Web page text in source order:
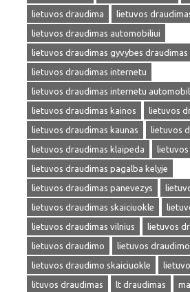
lietuvos draudima
lietuvos
lietuvos draudimas automobiliui
lietuvos draudimas gyvybes draudimas
lietuvos draudimas internetu
lietuvos draudimas internetu
lietuvos draudimas kainos
lietuvos
lietuvos draudimas kaunas
lietuvos
lietuvos draudimas klaipeda
lietuvos draudimas pagalba kelyje
lietuvos draudimas panevezys
lietuvos draudimas skaiciuokle
lietuvos draudimas vilnius
lietuvos
lietuvos draudimo
lietuvos
lietuvos draudimo skaiciuokle
lituvos draudimas
lt draudimas